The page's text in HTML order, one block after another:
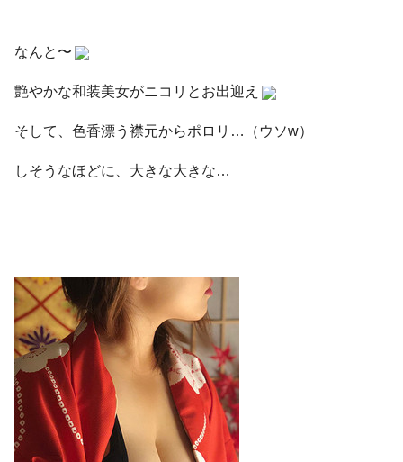
なんと〜
艶やかな和装美女がニコリとお出迎え
そして、色香漂う襟元からポロリ…（ウソw）
しそうなほどに、大きな大きな…